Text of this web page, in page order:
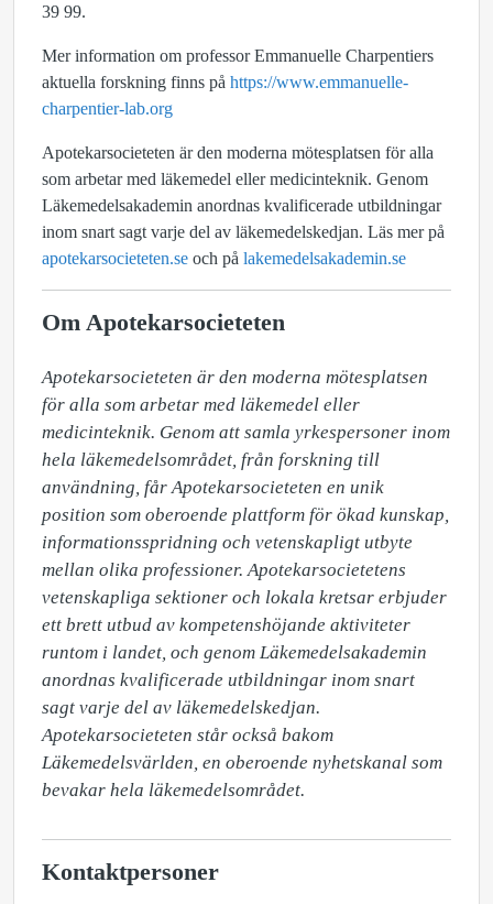
39 99.
Mer information om professor Emmanuelle Charpentiers
aktuella forskning finns på https://www.emmanuelle-
charpentier-lab.org
Apotekarsocieteten är den moderna mötesplatsen för alla
som arbetar med läkemedel eller medicinteknik. Genom
Läkemedelsakademin anordnas kvalificerade utbildningar
inom snart sagt varje del av läkemedelskedjan. Läs mer på
apotekarsocieteten.se och på lakemedelsakademin.se
Om Apotekarsocieteten
Apotekarsocieteten är den moderna mötesplatsen
för alla som arbetar med läkemedel eller
medicinteknik. Genom att samla yrkespersoner inom
hela läkemedelsområdet, från forskning till
användning, får Apotekarsocieteten en unik
position som oberoende plattform för ökad kunskap,
informationsspridning och vetenskapligt utbyte
mellan olika professioner. Apotekarsocietetens
vetenskapliga sektioner och lokala kretsar erbjuder
ett brett utbud av kompetenshöjande aktiviteter
runtom i landet, och genom Läkemedelsakademin
anordnas kvalificerade utbildningar inom snart
sagt varje del av läkemedelskedjan.
Apotekarsocieteten står också bakom
Läkemedelsvärlden, en oberoende nyhetskanal som
bevakar hela läkemedelsområdet.
Kontaktpersoner